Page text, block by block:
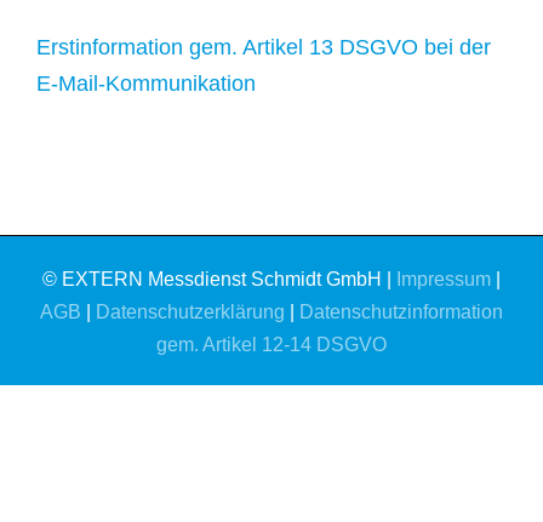
Erstinformation gem. Artikel 13 DSGVO bei der
E-Mail-Kommunikation
© EXTERN Messdienst Schmidt GmbH | Impressum
AGB
Datenschutzerklärung
Datenschutzinformation
gem. Artikel 12-14 DSGVO